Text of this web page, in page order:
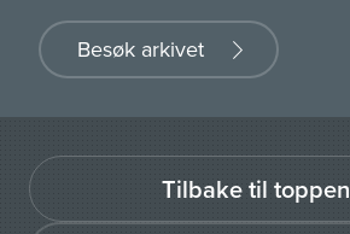
Besøk arkivet
Tilbake til toppen